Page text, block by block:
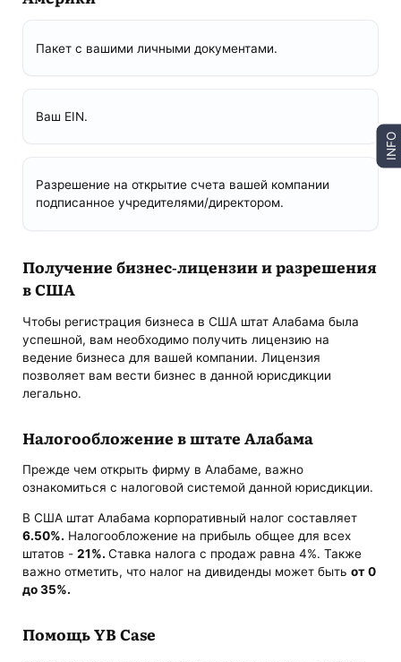
Пакет с вашими личными документами.
Ваш EIN.
Разрешение на открытие счета вашей компании
подписанное учредителями/директором.
Получение бизнес-лицензии и разрешения
в США
Чтобы регистрация бизнеса в США штат Алабама была
успешной, вам необходимо получить лицензию на
ведение бизнеса для вашей компании. Лицензия
позволяет вам вести бизнес в данной юрисдикции
легально.
Налогообложение в штате Алабама
Прежде чем открыть фирму в Алабаме, важно
ознакомиться с налоговой системой данной юрисдикции.
В США штат Алабама корпоративный налог составляет
6.50%. Налогообложение на прибыль общее для всех
штатов -21%.Ставка налога с продаж равна 4%. Также
важно отметить, что налог на дивиденды может бытьот 0
до 35%.
Помощь YB Case
INFO